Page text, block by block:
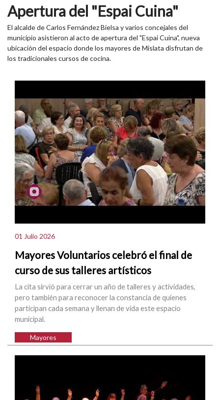
Apertura del "Espai Cuina"
El alcalde de Carlos Fernández Bielsa y varios concejales del
municipio asistieron al acto de apertura del "Espai Cuina", nueva
ubicación del espacio donde los mayores de Mislata disfrutan de
los tradicionales cursos de cocina.
01 Julio 2026
Mayores Voluntarios celebró el final de
curso de sus talleres artísticos
La cita sirvió para cerrar un año de talleres y actividades,
pero también para reconocer la constancia de quienes
participan cada semana y llenan de vida este espacio
municipal.
Mayores